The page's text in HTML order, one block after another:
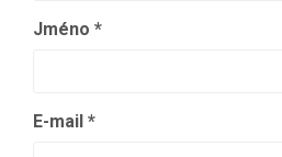
Jméno *
E-mail *